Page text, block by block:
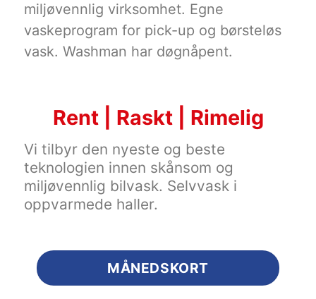
miljøvennlig virksomhet. Egne
vaskeprogram for pick-up og børsteløs
vask. Washman har døgnåpent.
Rent | Raskt | Rimelig
Vi tilbyr den nyeste og beste
teknologien innen skånsom og
miljøvennlig bilvask. Selvvask i
oppvarmede haller.
MÅNEDSKORT